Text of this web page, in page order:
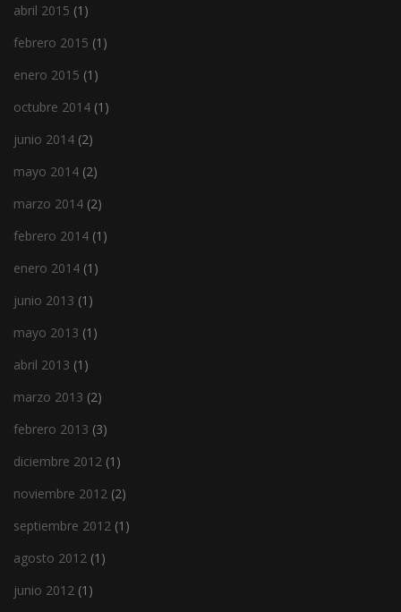
abril 2015 (1)
febrero 2015 (1)
enero 2015 (1)
octubre 2014 (1)
junio 2014 (2)
mayo 2014 (2)
marzo 2014 (2)
febrero 2014 (1)
enero 2014 (1)
junio 2013 (1)
mayo 2013 (1)
abril 2013 (1)
marzo 2013 (2)
febrero 2013 (3)
diciembre 2012 (1)
noviembre 2012 (2)
septiembre 2012 (1)
agosto 2012 (1)
junio 2012 (1)